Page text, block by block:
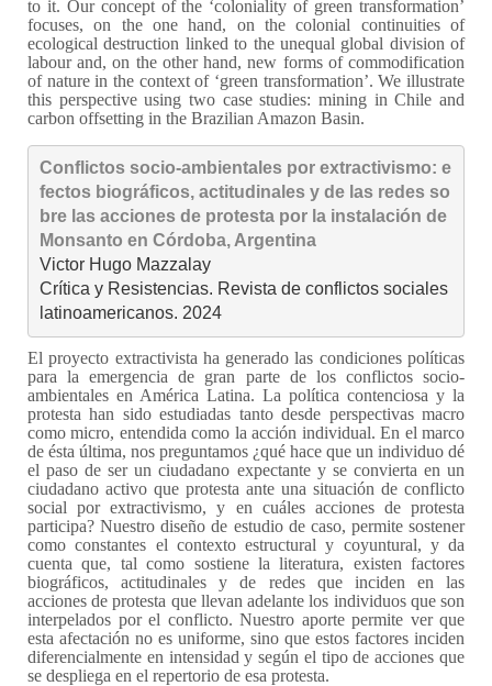
to it. Our concept of the ‘coloniality of green transformation’
focuses, on the one hand, on the colonial continuities of
ecological destruction linked to the unequal global division of
labour and, on the other hand, new forms of commodification
of nature in the context of ‘green transformation’. We illustrate
this perspective using two case studies: mining in Chile and
carbon offsetting in the Brazilian Amazon Basin.
Conflictos socio-ambientales por extractivismo: e
fectos biográficos, actitudinales y de las redes so
bre las acciones de protesta por la instalación de
Monsanto en Córdoba, Argentina
Victor Hugo Mazzalay
Crítica y Resistencias. Revista de conflictos sociales
latinoamericanos. 2024
El proyecto extractivista ha generado las condiciones políticas
para la emergencia de gran parte de los conflictos socio-
ambientales en América Latina. La política contenciosa y la
protesta han sido estudiadas tanto desde perspectivas macro
como micro, entendida como la acción individual. En el marco
de ésta última, nos preguntamos ¿qué hace que un individuo dé
el paso de ser un ciudadano expectante y se convierta en un
ciudadano activo que protesta ante una situación de conflicto
social por extractivismo, y en cuáles acciones de protesta
participa? Nuestro diseño de estudio de caso, permite sostener
como constantes el contexto estructural y coyuntural, y da
cuenta que, tal como sostiene la literatura, existen factores
biográficos, actitudinales y de redes que inciden en las
acciones de protesta que llevan adelante los individuos que son
interpelados por el conflicto. Nuestro aporte permite ver que
esta afectación no es uniforme, sino que estos factores inciden
diferencialmente en intensidad y según el tipo de acciones que
se despliega en el repertorio de esa protesta.